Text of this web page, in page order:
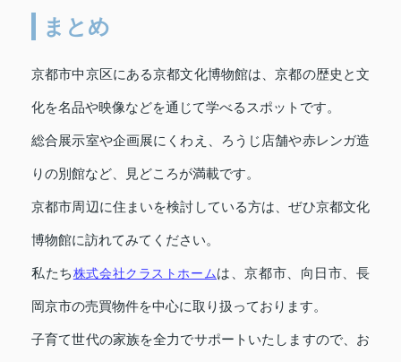
まとめ
京都市中京区にある京都文化博物館は、京都の歴史と文
化を名品や映像などを通じて学べるスポットです。
総合展示室や企画展にくわえ、ろうじ店舗や赤レンガ造
りの別館など、見どころが満載です。
京都市周辺に住まいを検討している方は、ぜひ京都文化
博物館に訪れてみてください。
私たち株式会社クラストホームは、京都市、向日市、長
岡京市の売買物件を中心に取り扱っております。
子育て世代の家族を全力でサポートいたしますので、お